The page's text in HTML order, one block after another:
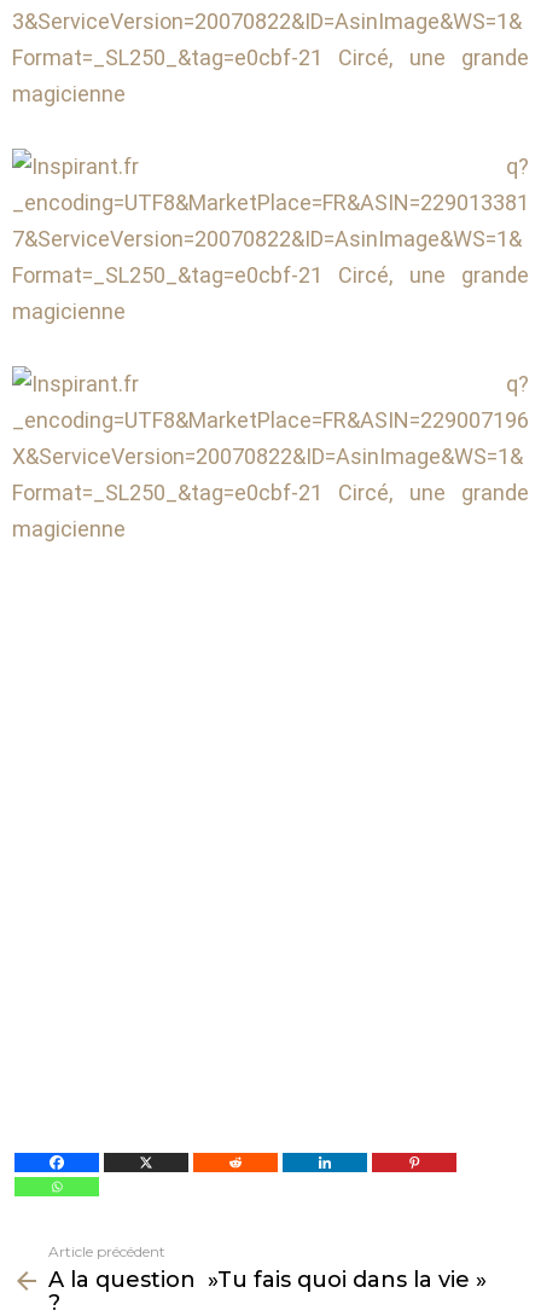
plus
Article précédent
A la question »Tu fais quoi dans la vie »
?